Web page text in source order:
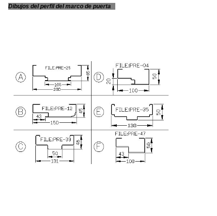
Dibujos del perfil del marco de puerta